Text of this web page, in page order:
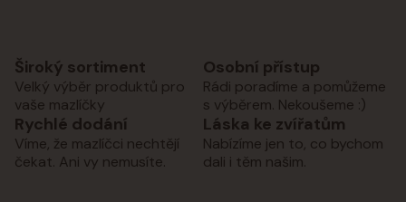
Široký sortiment
Velký výběr produktů pro
vaše mazlíčky
Osobní přístup
Rádi poradíme a pomůžeme
s výběrem. Nekoušeme :)
Rychlé dodání
Víme, že mazlíčci nechtějí
čekat. Ani vy nemusíte.
Láska ke zvířatům
Nabízíme jen to, co bychom
dali i těm našim.